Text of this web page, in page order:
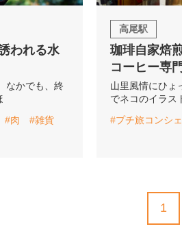
われる水
なかでも、終
#肉 #雑貨
高尾駅
珈琲自家焙
コーヒー専
山里風情にひょ
でネコのイラス
#プチ旅コンシ
1